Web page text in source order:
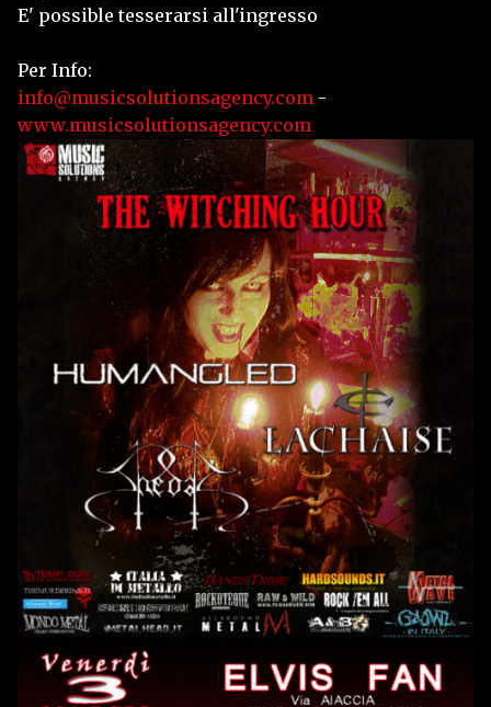
E' possible tesserarsi all'ingresso
Per Info:
info@musicsolutionsagency.com -
www.musicsolutionsagency.com